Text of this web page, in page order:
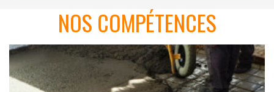
NOS COMPÉTENCES